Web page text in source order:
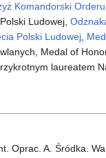
Komandorski
Ludowej,
Polski Ludowej
Medal of
laureatem
Oprac. A. Śródka.